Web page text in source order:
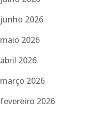
junho 2026
maio 2026
abril 2026
março 2026
fevereiro 2026